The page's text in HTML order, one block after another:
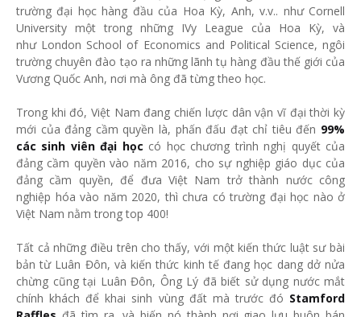
trường đại học hàng đầu của Hoa Kỳ, Anh, v.v.. như Cornell
University một trong những IVy League của Hoa Kỳ, và
như London School of Economics and Political Science, ngôi
trường chuyên đào tạo ra những lãnh tụ hàng đầu thế giới của
Vương Quốc Anh, nơi mà ông đã từng theo học.
Trong khi đó, Việt Nam đang chiến lược dân vận vĩ đại thời kỳ
mới của đảng cầm quyền là, phấn đấu đạt chỉ tiêu đến 99%
các sinh viên đại học có học chương trình nghị quyết của
đảng cầm quyền vào năm 2016, cho sự nghiệp giáo dục của
đảng cầm quyền, để đưa Việt Nam trở thành nước công
nghiệp hóa vào năm 2020, thì chưa có trường đại học nào ở
Việt Nam nằm trong top 400!
Tất cả những điều trên cho thấy, với một kiến thức luật sư bài
bản từ Luân Đôn, và kiến thức kinh tế đang học dang dở nửa
chừng cũng tại Luân Đôn, Ông Lý đã biết sử dụng nước mắt
chính khách để khai sinh vùng đất mà trước đó Stamford